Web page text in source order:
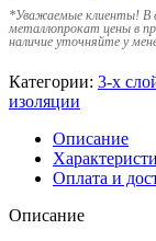
*Уважаемые клиенты! В
металлопрокат цены в
наличие уточняйте у
Категории: 3-х
изоляции
Описание
Оплата и
Описание